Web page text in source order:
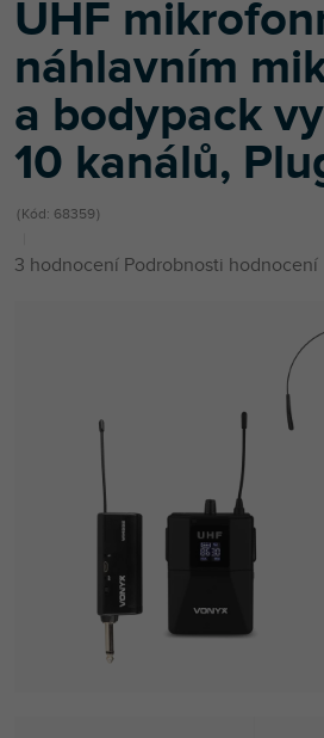
UHF
náhlavním
a bodypack
10 kanálů,
Kód: 68359
Průměrné
3 hodnocení Podrobnosti hodnocení